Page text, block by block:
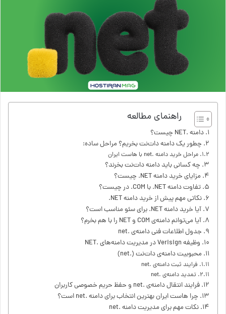
راهنمای مطالعه
دامنه .NET چیست؟
چطور یک دامنه دات‌نت بخریم؟ مراحل ساده:
مراحل خرید دامنه .net با هاست ایران
چه کسانی باید دامنه دات‌نت بخرند؟
مزایای خرید دامنه NET. چیست؟
تفاوت دامنه NET. با COM. در چیست؟
نکاتی مهم پیش از خرید دامنه NET.
آیا خرید دامنه NET. برای سئو مناسب است؟
آیا می‌توانم دامنه‌ی COM و NET را با هم بخرم؟
جدول اطلاعات فنی دامنه‌ی .net
وظیفه Verisign در مدیریت دامنه‌های .NET
محبوبیت دامنه‌ی دات‌نت (.net)
فرایند ثبت دامنه‌ی .net
تمدید دامنه‌ی .net
فرایند انتقال دامنه‌ی .net و حفظ حریم خصوصی کاربران
چرا هاست ایران بهترین انتخاب برای دامنه .net است؟
نکات مهم برای مدیریت دامنه .net